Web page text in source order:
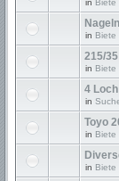
in Biete
in Biete
215/
in Biete
4
in
Toyo
in Biete
in Biete